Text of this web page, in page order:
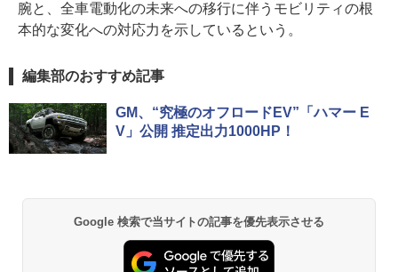
腕と、全車電動化の未来への移行に伴うモビリティの根
本的な変化への対応力を示しているという。
編集部のおすすめ記事
GM、“究極のオフロードEV”「ハマー E
V」公開 推定出力1000HP！
Google 検索で当サイトの記事を優先表示させる